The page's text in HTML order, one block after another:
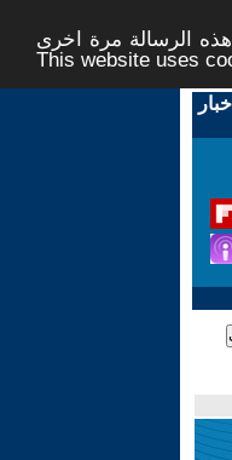
الرسالة مرة اخرى -
This website uses
اخبار